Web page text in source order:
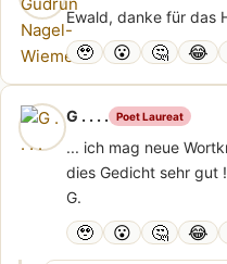
Ewald, danke für das
🥹 😮 🤔 😂
G . . . . Poet Laureat
... ich mag neue
dies Gedicht sehr gut
G.
🥹 😮 🤔 😂